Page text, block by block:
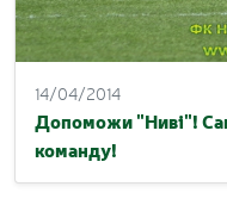
14/04/2014
Допоможи "Ниві"!
команду!